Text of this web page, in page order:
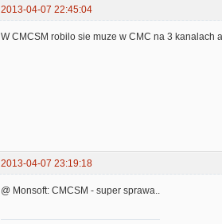
2013-04-07 22:45:04
W CMCSM robilo sie muze w CMC na 3 kanalach
2013-04-07 23:19:18
@ Monsoft: CMCSM - super sprawa..